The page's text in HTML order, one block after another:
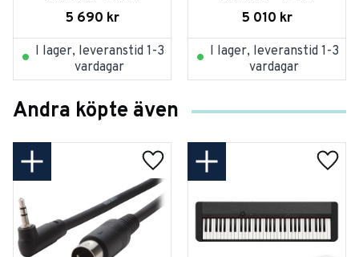
5 690 kr
I lager, leveranstid 1-3
vardagar
5 010 kr
I lager, leveranstid 1-3
vardagar
Andra köpte även